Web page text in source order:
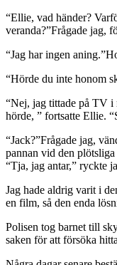
“Ellie, vad händer?
veranda?”Frågade jag,
“Jag har ingen
“Hörde du inte honom
“Nej, jag tittade på TV
hörde, ” fortsatte Ellie.
“Jack?”Frågade jag,
pannan vid den
“Tja, jag antar,” ryckte
Jag hade aldrig varit i
en film, så den enda
Polisen tog barnet till
saken för att försöka